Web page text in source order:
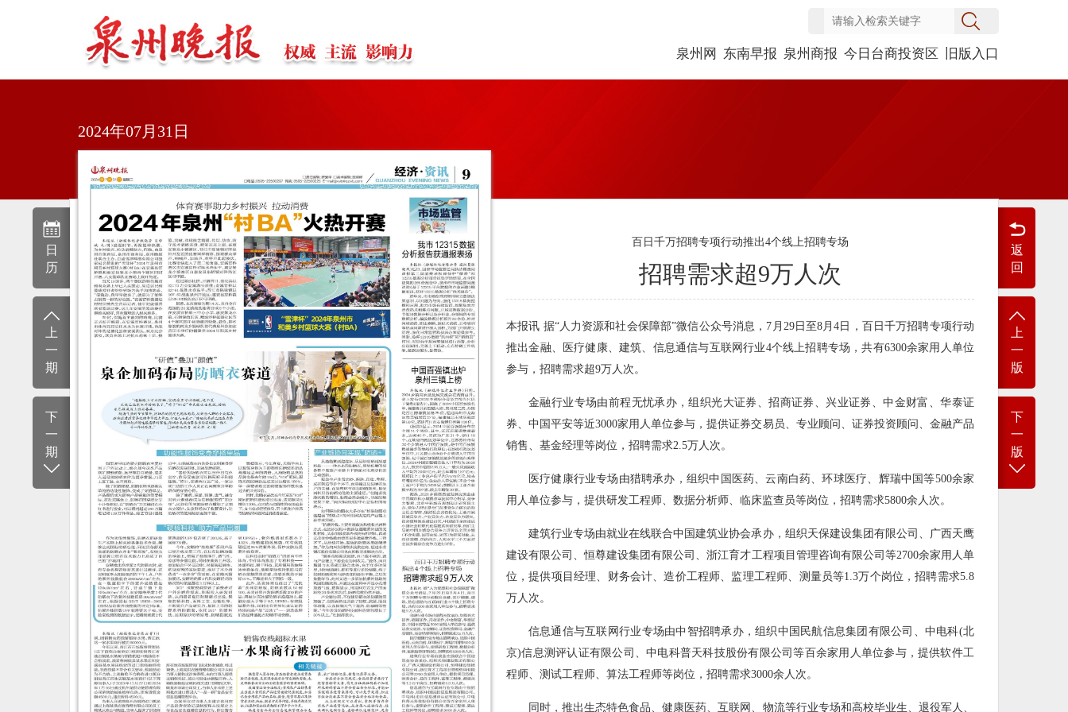
泉州网 东南早报 泉州商报 今日台商投资区 旧版入口
日
历
上
一
期
下
一
期
返
回
上
一
版
下
一
版
2024年07月31日
百日千万招聘专项行动推出4个线上招聘专场
招聘需求超9万人次
本报讯 据“人力资源和社会保障部”微信公众号消息，7月29日至8月4日，百日千万招聘专项行动
推出金融、医疗健康、建筑、信息通信与互联网行业4个线上招聘专场，共有6300余家用人单位
参与，招聘需求超9万人次。
金融行业专场由前程无忧承办，组织光大证券、招商证券、兴业证券、中金财富、华泰证
券、中国平安等近3000家用人单位参与，提供证券交易员、专业顾问、证券投资顾问、金融产品
销售、基金经理等岗位，招聘需求2.5万人次。
医疗健康行业专场由猎聘承办，组织中国医药、云南白药、环球医疗、辉瑞中国等500余家
用人单位参与，提供研发工程师、数据分析师、临床监查员等岗位，招聘需求5800余人次。
建筑行业专场由就业在线联合中国建筑业协会承办，组织天保建设集团有限公司、广西天鹰
建设有限公司、恒尊建设集团有限公司、浙江育才工程项目管理咨询有限公司等2700余家用人单
位，提供项目经理、财务会计、造价工程师、监理工程师、测量员等1.3万个岗位，招聘需求5.8
万人次。
信息通信与互联网行业专场由中智招聘承办，组织中国民航信息集团有限公司、中电科(北
京)信息测评认证有限公司、中电科普天科技股份有限公司等百余家用人单位参与，提供软件工
程师、测试工程师、算法工程师等岗位，招聘需求3000余人次。
同时，推出生态特色食品、健康医药、互联网、物流等行业专场和高校毕业生、退役军人、